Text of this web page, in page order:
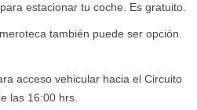
estacionar tu coche. Es gratuito.
también puede ser opción.
acceso vehicular hacia el Circuito
las 16:00 hrs.